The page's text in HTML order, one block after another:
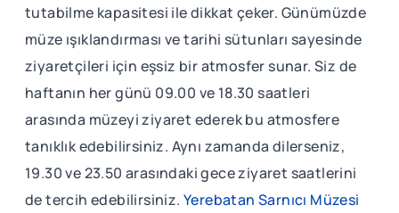
tutabilme kapasitesi ile dikkat çeker. Günümüzde
müze ışıklandırması ve tarihi sütunları sayesinde
ziyaretçileri için eşsiz bir atmosfer sunar. Siz de
haftanın her günü 09.00 ve 18.30 saatleri
arasında müzeyi ziyaret ederek bu atmosfere
tanıklık edebilirsiniz. Aynı zamanda dilerseniz,
19.30 ve 23.50 arasındaki gece ziyaret saatlerini
de tercih edebilirsiniz. Yerebatan Sarnıcı Müzesi